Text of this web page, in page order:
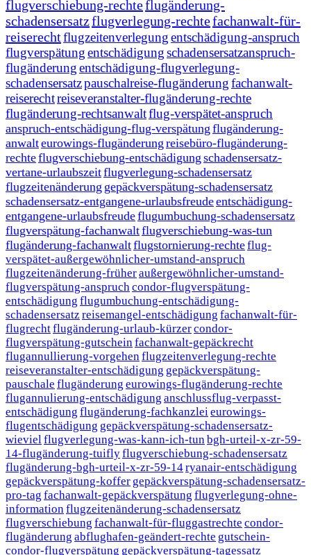
flugverschiebung-rechteflugänderung-
schadensersatzflugverlegung-rechtefachanwalt-für-
reiserechtflugzeitenverlegungentschädigung-anspruch
flugverspätungentschädigungschadensersatzanspruch-
flugänderungentschädigung-flugverlegung-
schadensersatzpauschalreise-flugänderungfachanwalt-
reiserechtreiseveranstalter-flugänderung-rechte
flugänderung-rechtsanwaltflug-verspätet-anspruch
anspruch-entschädigung-flug-verspätung flugänderung-
anwalteurowings-flugänderung reisebüro-flugänderung-
rechteflugverschiebung-entschädigung schadensersatz-
vertane-urlaubszeitflugverlegung-schadensersatz
flugzeitenänderung gepäckverspätung-schadensersatz
schadensersatz-entgangene-urlaubsfreudeentschädigung-
entgangene-urlaubsfreudeflugumbuchung-schadensersatz
flugverspätung-fachanwaltflugverschiebung-was-tun
flugänderung-fachanwaltflugstornierung-rechteflug-
verspätet-außergewöhnlicher-umstand-anspruch
flugzeitenänderung-früheraußergewöhnlicher-umstand-
flugverspätung-anspruch condor-flugverspätung-
entschädigung flugumbuchung-entschädigung-
schadensersatz reisemangel-entschädigung fachanwalt-für-
flugrechtflugänderung-urlaub-kürzercondor-
flugverspätung-gutschein fachanwalt-gepäckrecht
flugannullierung-vorgehen flugzeitenverlegung-rechte
reiseveranstalter-entschädigung gepäckverspätung-
pauschale flugänderung eurowings-flugänderung-rechte
flugannulierung-entschädigung anschlussflug-verpasst-
entschädigung flugänderung-fachkanzlei eurowings-
flugentschädigung gepäckverspätung-schadensersatz-
wieviel flugverlegung-was-kann-ich-tun bgh-urteil-x-zr-59-
14-flugänderung-tuiflyflugverschiebung-schadensersatz
flugänderung-bgh-urteil-x-zr-59-14ryanair-entschädigung
gepäckverspätung-koffer gepäckverspätung-schadensersatz-
pro-tag fachanwalt-gepäckverspätung flugverlegung-ohne-
information flugzeitenänderung-schadensersatz
flugverschiebung fachanwalt-für-fluggastrechte condor-
flugänderung abflughafen-geändert-rechte gutschein-
condor-flugverspätung gepäckverspätung-tagessatz